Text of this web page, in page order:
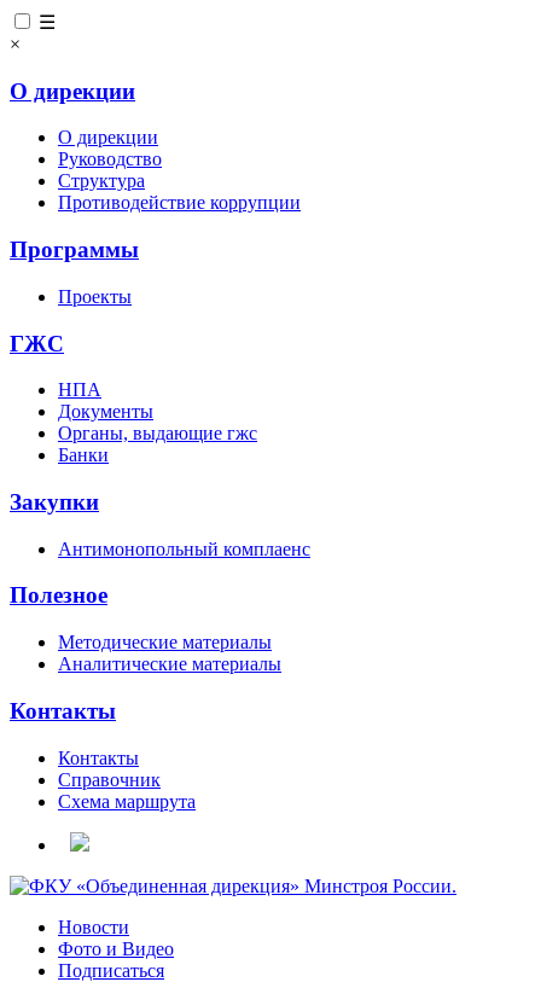
☰
×
О дирекции
О дирекции
Руководство
Структура
Противодействие коррупции
Программы
Проекты
ГЖС
НПА
Документы
Органы, выдающие гжс
Банки
Закупки
Антимонопольный комплаенс
Полезное
Методические материалы
Аналитические материалы
Контакты
Контакты
Справочник
Схема маршрута
Новости
Фото и Видео
Подписаться